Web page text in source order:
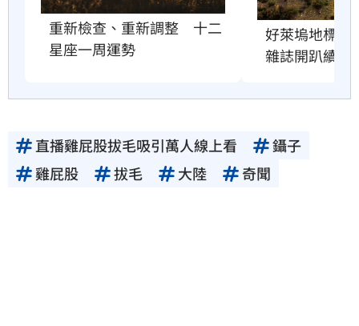
重新檢查、重新調整　十二
星座一周運勢
好萊塢地標恐
雜誌開趴續命
直播雞屁股拔毛吸引萬人線上看
鑷子
雞屁股
拔毛 大陸 奇聞